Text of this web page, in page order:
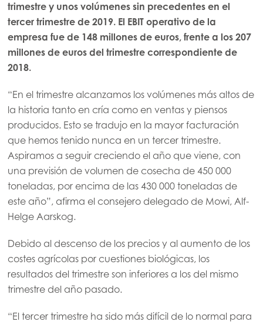
trimestre y unos volúmenes sin precedentes en el
tercer trimestre de 2019. El EBIT operativo de la
empresa fue de 148 millones de euros, frente a los 207
millones de euros del trimestre correspondiente de
2018.
“En el trimestre alcanzamos los volúmenes más altos de
la historia tanto en cría como en ventas y piensos
producidos. Esto se tradujo en la mayor facturación
que hemos tenido nunca en un tercer trimestre.
Aspiramos a seguir creciendo el año que viene, con
una previsión de volumen de cosecha de 450 000
toneladas, por encima de las 430 000 toneladas de
este año”, afirma el consejero delegado de Mowi, Alf-
Helge Aarskog.
Debido al descenso de los precios y al aumento de los
costes agrícolas por cuestiones biológicas, los
resultados del trimestre son inferiores a los del mismo
trimestre del año pasado.
“El tercer trimestre ha sido más difícil de lo normal para